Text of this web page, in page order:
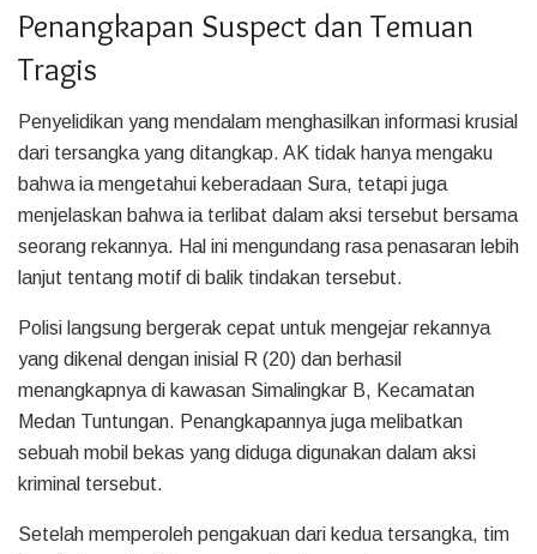
Penangkapan Suspect dan Temuan
Tragis
Penyelidikan yang mendalam menghasilkan informasi krusial
dari tersangka yang ditangkap. AK tidak hanya mengaku
bahwa ia mengetahui keberadaan Sura, tetapi juga
menjelaskan bahwa ia terlibat dalam aksi tersebut bersama
seorang rekannya. Hal ini mengundang rasa penasaran lebih
lanjut tentang motif di balik tindakan tersebut.
Polisi langsung bergerak cepat untuk mengejar rekannya
yang dikenal dengan inisial R (20) dan berhasil
menangkapnya di kawasan Simalingkar B, Kecamatan
Medan Tuntungan. Penangkapannya juga melibatkan
sebuah mobil bekas yang diduga digunakan dalam aksi
kriminal tersebut.
Setelah memperoleh pengakuan dari kedua tersangka, tim